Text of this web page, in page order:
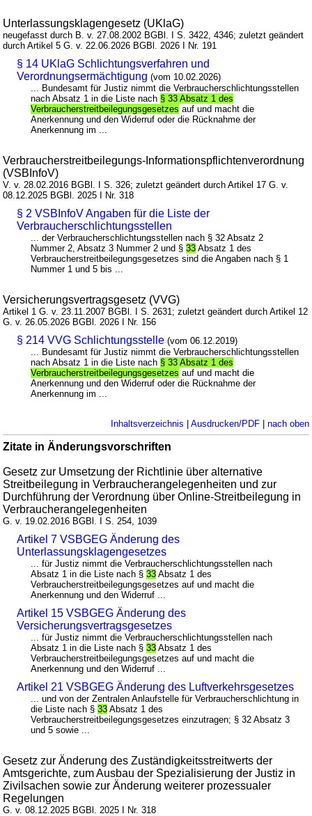
Unterlassungsklagengesetz (UKlaG)
neugefasst durch B. v. 27.08.2002 BGBl. I S. 3422, 4346; zuletzt geändert
durch Artikel 5 G. v. 22.06.2026 BGBl. 2026 I Nr. 191
§ 14 UKlaG Schlichtungsverfahren und
Verordnungsermächtigung (vom 10.02.2026)
... Bundesamt für Justiz nimmt die Verbraucherschlichtungsstellen
nach Absatz 1 in die Liste nach § 33 Absatz 1 des
Verbraucherstreitbeilegungsgesetzes auf und macht die
Anerkennung und den Widerruf oder die Rücknahme der
Anerkennung im ...
Verbraucherstreitbeilegungs-Informationspflichtenverordnung
(VSBInfoV)
V. v. 28.02.2016 BGBl. I S. 326; zuletzt geändert durch Artikel 17 G. v.
08.12.2025 BGBl. 2025 I Nr. 318
§ 2 VSBInfoV Angaben für die Liste der
Verbraucherschlichtungsstellen
... der Verbraucherschlichtungsstellen nach § 32 Absatz 2
Nummer 2, Absatz 3 Nummer 2 und §33 Absatz 1 des
Verbraucherstreitbeilegungsgesetzes sind die Angaben nach § 1
Nummer 1 und 5 bis ...
Versicherungsvertragsgesetz (VVG)
Artikel 1 G. v. 23.11.2007 BGBl. I S. 2631; zuletzt geändert durch Artikel 12
G. v. 26.05.2026 BGBl. 2026 I Nr. 156
§ 214 VVG Schlichtungsstelle (vom 06.12.2019)
... Bundesamt für Justiz nimmt die Verbraucherschlichtungsstellen
nach Absatz 1 in die Liste nach § 33 Absatz 1 des
Verbraucherstreitbeilegungsgesetzes auf und macht die
Anerkennung und den Widerruf oder die Rücknahme der
Anerkennung im ...
Inhaltsverzeichnis | Ausdrucken/PDF| nach oben
Zitate in Änderungsvorschriften
Gesetz zur Umsetzung der Richtlinie über alternative
Streitbeilegung in Verbraucherangelegenheiten und zur
Durchführung der Verordnung über Online-Streitbeilegung in
Verbraucherangelegenheiten
G. v. 19.02.2016 BGBl. I S. 254, 1039
Artikel 7 VSBGEG Änderung des
Unterlassungsklagengesetzes
... für Justiz nimmt die Verbraucherschlichtungsstellen nach
Absatz 1 in die Liste nach §33 Absatz 1 des
Verbraucherstreitbeilegungsgesetzes auf und macht die
Anerkennung und den Widerruf ...
Artikel 15 VSBGEG Änderung des
Versicherungsvertragsgesetzes
... für Justiz nimmt die Verbraucherschlichtungsstellen nach
Absatz 1 in die Liste nach §33 Absatz 1 des
Verbraucherstreitbeilegungsgesetzes auf und macht die
Anerkennung und den Widerruf ...
Artikel 21 VSBGEG Änderung des Luftverkehrsgesetzes
... und von der Zentralen Anlaufstelle für Verbraucherschlichtung in
die Liste nach §33 Absatz 1 des
Verbraucherstreitbeilegungsgesetzes einzutragen; § 32 Absatz 3
und 5 sowie ...
Gesetz zur Änderung des Zuständigkeitsstreitwerts der
Amtsgerichte, zum Ausbau der Spezialisierung der Justiz in
Zivilsachen sowie zur Änderung weiterer prozessualer
Regelungen
G. v. 08.12.2025 BGBl. 2025 I Nr. 318